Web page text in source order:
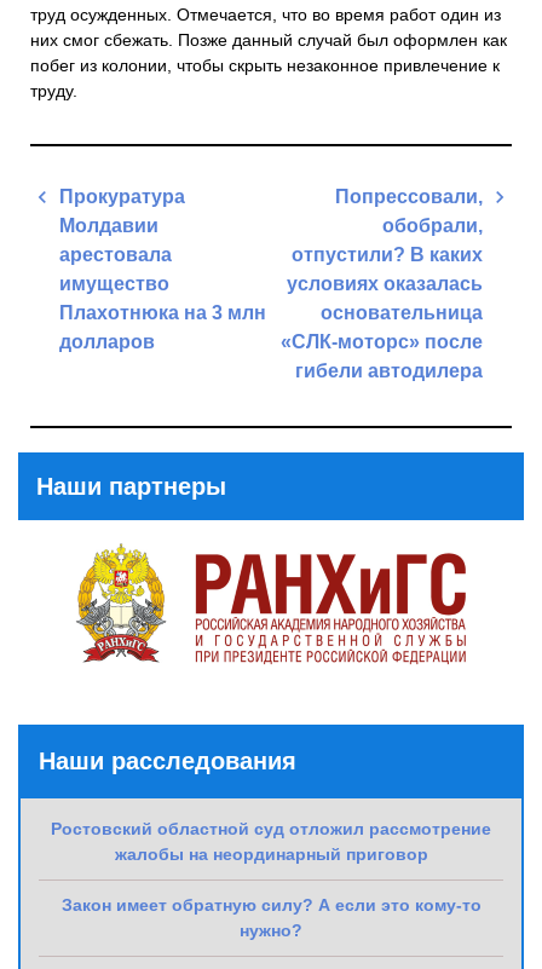
труд осужденных. Отмечается, что во время работ один из
них смог сбежать. Позже данный случай был оформлен как
побег из колонии, чтобы скрыть незаконное привлечение к
труду.
Навигация
записям
Прокуратура
Молдавии
арестовала
имущество
Плахотнюка на 3 млн
долларов
Попрессовали,
обобрали,
отпустили? В каких
условиях оказалась
основательница
«СЛК-моторс» после
гибели автодилера
Наши партнеры
Наши расследования
Ростовский областной суд отложил рассмотрение
жалобы на неординарный приговор
Закон имеет обратную силу? А если это кому-то
нужно?